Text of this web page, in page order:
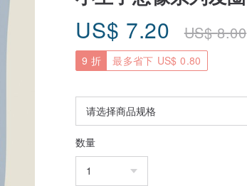
US$ 7.20 US$8.00
9 折 最多省下 US$ 0.80
数量